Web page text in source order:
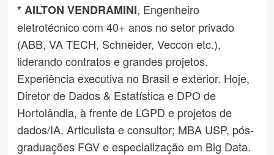
* AILTON VENDRAMINI, Engenheiro
eletrotécnico com 40+ anos no setor privado
(ABB, VA TECH, Schneider, Veccon etc.),
liderando contratos e grandes projetos.
Experiência executiva no Brasil e exterior. Hoje,
Diretor de Dados & Estatística e DPO de
Hortolândia, à frente de LGPD e projetos de
dados/IA. Articulista e consultor; MBA USP, pós-
graduações FGV e especialização em Big Data.